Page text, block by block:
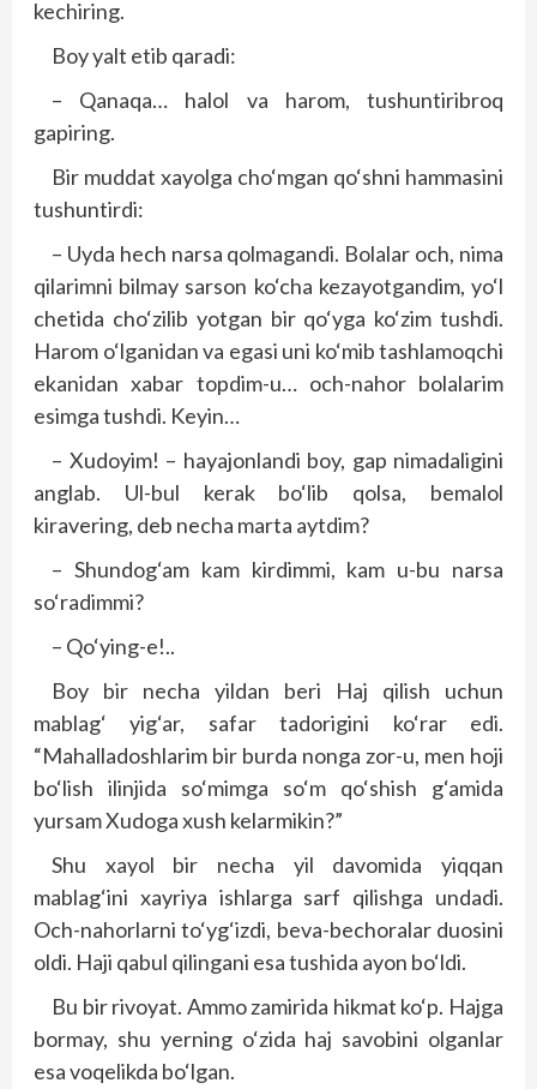
kechiring.
Boy yalt etib qaradi:
– Qanaqa… halol va harom, tushuntiribroq
gapiring.
Bir muddat xayolga cho‘mgan qo‘shni hammasini
tushuntirdi:
– Uyda hech narsa qolmagandi. Bolalar och, nima
qilarimni bilmay sarson ko‘cha kezayotgandim, yo‘l
chetida cho‘zilib yotgan bir qo‘yga ko‘zim tushdi.
Harom o‘lganidan va egasi uni ko‘mib tashlamoqchi
ekanidan xabar topdim-u… och-nahor bolalarim
esimga tushdi. Keyin…
– Xudoyim! – hayajonlandi boy, gap nimadaligini
anglab. Ul-bul kerak bo‘lib qolsa, bemalol
kiravering, deb necha marta aytdim?
– Shundog‘am kam kirdimmi, kam u-bu narsa
so‘radimmi?
– Qo‘ying-e!..
Boy bir necha yildan beri Haj qilish uchun
mablag‘ yig‘ar, safar tadorigini ko‘rar edi.
“Mahalladoshlarim bir burda nonga zor-u, men hoji
bo‘lish ilinjida so‘mimga so‘m qo‘shish g‘amida
yursam Xudoga xush kelarmikin?”
Shu xayol bir necha yil davomida yiqqan
mablag‘ini xayriya ishlarga sarf qilishga undadi.
Och-nahorlarni to‘yg‘izdi, beva-bechoralar duosini
oldi. Haji qabul qilingani esa tushida ayon bo‘ldi.
Bu bir rivoyat. Ammo zamirida hikmat ko‘p. Hajga
bormay, shu yerning o‘zida haj savobini olganlar
esa voqelikda bo‘lgan.